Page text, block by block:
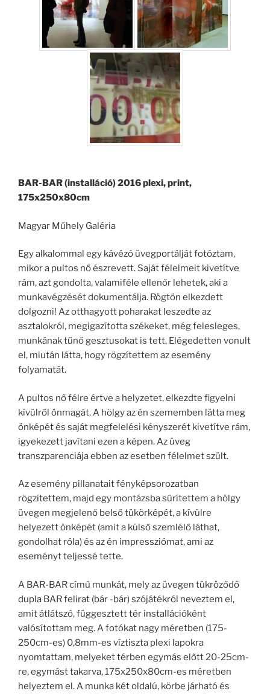
BAR-BAR (installáció) 2016 plexi, print,
175x250x80cm
Magyar Műhely Galéria
Egy alkalommal egy kávézó üvegportálját fotóztam,
mikor a pultos nő észrevett. Saját félelmeit kivetítve
rám, azt gondolta, valamiféle ellenőr lehetek, aki a
munkavégzését dokumentálja. Rögtön elkezdett
dolgozni! Az otthagyott poharakat leszedte az
asztalokról, megigazította székeket, még felesleges,
munkának tűnő gesztusokat is tett. Elégedetten vonult
el, miután látta, hogy rögzítettem az esemény
folyamatát.
A pultos nő félre értve a helyzetet, elkezdte figyelni
kívülről önmagát. A hölgy az én szememben látta meg
önképét és saját megfelelési kényszerét kivetítve rám,
igyekezett javítani ezen a képen. Az üveg
transzparenciája ebben az esetben félelmet szült.
Az esemény pillanatait fényképsorozatban
rögzítettem, majd egy montázsba sűrítettem a hölgy
üvegen megjelenő belső tükörképét, a kívülre
helyezett önképét (amit a külső szemlélő láthat,
gondolhat róla) és az én impressziómat, ami az
eseményt teljessé tette.
A BAR-BAR című munkát, mely az üvegen tükröződő
dupla BAR felirat (bár -bár) szójátékról neveztem el,
amit átlátszó, függesztett tér installációként
valósítottam meg. A fotókat nagy méretben (175-
250cm-es) 0,8mm-es víztiszta plexi lapokra
nyomtattam, melyeket térben egymás előtt 20-25cm-
re, egymást takarva, 175x250x80cm-es méretben
helyeztem el. A munka két oldalú, körbe járható és